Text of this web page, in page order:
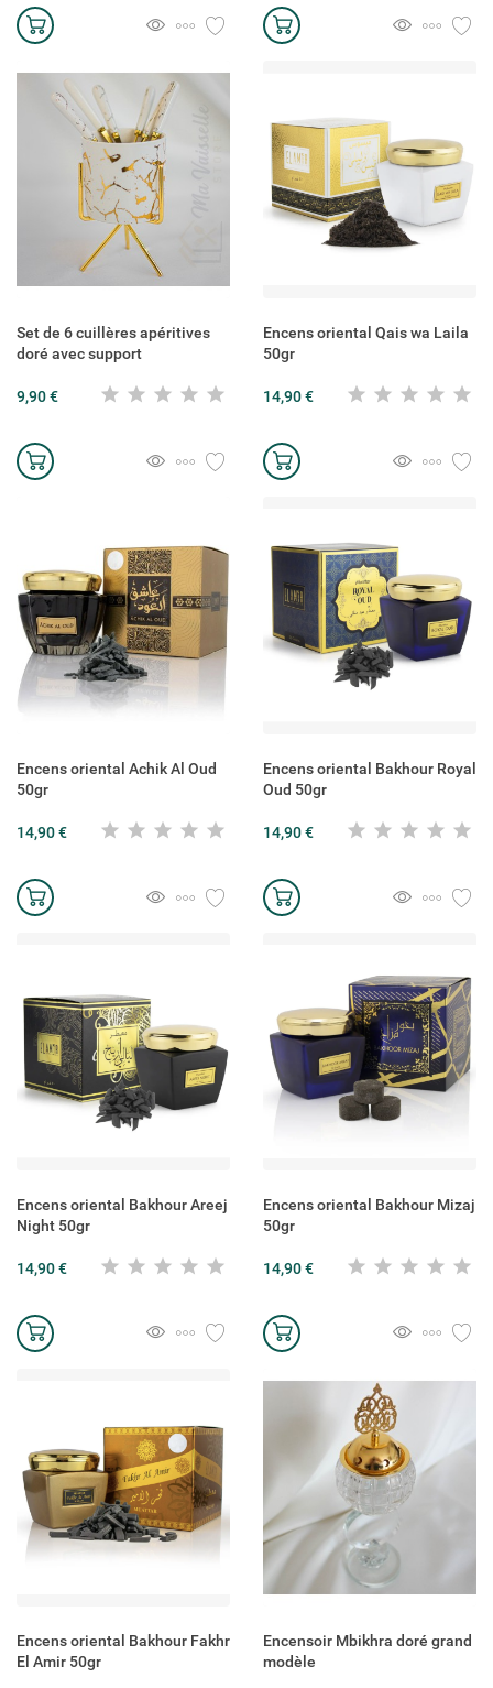
Set de 6 cuillères apéritives
doré avec support
9,90 €
Encens oriental Qais wa Laila
50gr
14,90 €
Encens oriental Achik Al Oud
50gr
14,90 €
Encens oriental Bakhour Royal
Oud 50gr
14,90 €
Encens oriental Bakhour Areej
Night 50gr
14,90 €
Encens oriental Bakhour Mizaj
50gr
14,90 €
Encens oriental Bakhour Fakhr
El Amir 50gr
Encensoir Mbikhra doré grand
modèle
Ajouter à ma liste d'envies
Nom de la liste d'envies
Vous devez être connecté pour ajouter des produits à votre liste